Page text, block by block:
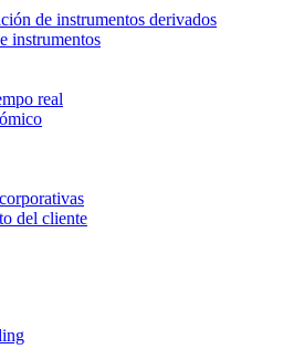
de instrumentos derivados
instrumentos
real
del cliente